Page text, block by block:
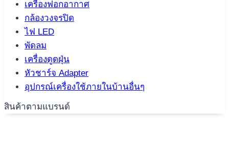
เครื่องฟอกอากาศ
กล้องวงจรปิด
ไฟ LED
พัดลม
เครื่องดูดฝุ่น
หัวชาร์จ Adapter
อุปกรณ์เครื่องใช้ภายในบ้านอื่นๆ
สินค้าตามแบรนด์